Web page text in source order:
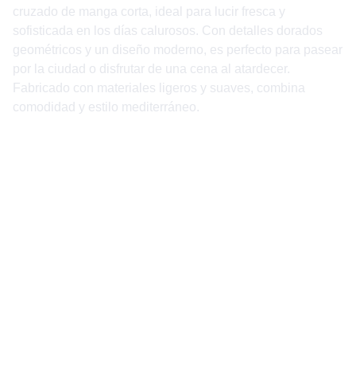
cruzado de manga corta, ideal para lucir fresca y
sofisticada en los días calurosos. Con detalles dorados
geométricos y un diseño moderno, es perfecto para pasear
por la ciudad o disfrutar de una cena al atardecer.
Fabricado con materiales ligeros y suaves, combina
comodidad y estilo mediterráneo.